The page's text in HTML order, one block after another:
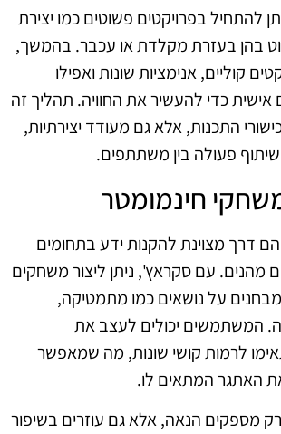
להתחיל בפרויקטים פשוטים כמו יצירת
בהן בעזרת מקלדת או עכבר. בהמשך,
קוליים, אנימציות שונות ואפילו
כדי להעשיר את החוויה. תהליך זה
התכנות, אלא גם מעודד יצירתיות,
פעולה בין משתתפים.
דרך מצוינת להקנות ידע בתחומים
מהנים. עם סקראץ', ניתן ליצור משחקים
על נושאים כמו מתמטיקה,
המשתמשים יכולים לעצב את
לרמות קושי שונות, מה שמאפשר
האתגר המתאים לו.
מספקים הנאה, אלא גם עוזרים בשיפור